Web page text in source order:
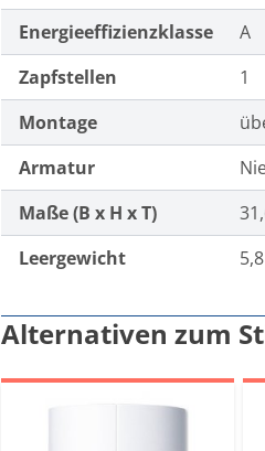
Energieeffizienzklasse
A
Zapfstellen
1
Montage
Armatur
Maße (B x H x T)
Leergewicht
Alternativen zum